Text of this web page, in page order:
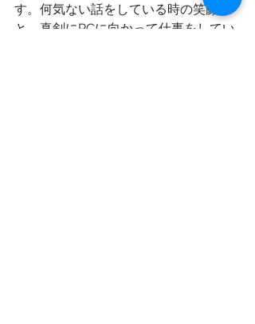
す。何気ない話をしている時の笑顔
と、真剣にPCに向かって仕事をしてい